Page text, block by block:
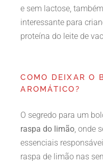
e sem lactose,
interessante para
proteína do leite de
COMO DEIXAR O
AROMÁTICO?
O segredo para um
raspa do limão , onde
essenciais
raspa de limão nas